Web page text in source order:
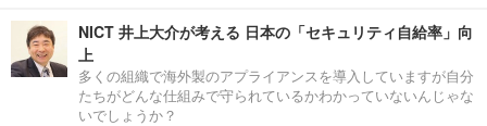
NICT 井上大介が考える 日本の「セキュリティ自給率」向
上
多くの組織で海外製のアプライアンスを導入していますが自分
たちがどんな仕組みで守られているかわかっていないんじゃな
いでしょうか？